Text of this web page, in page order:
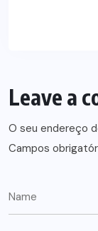
Leave a
O seu endereço
Campos